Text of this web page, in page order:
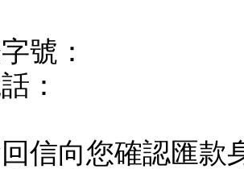
號：
：
信向您確認匯款